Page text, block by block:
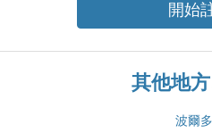
開始
其他地
波爾多